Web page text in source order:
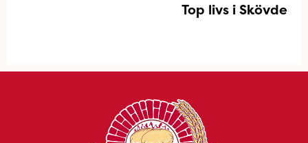
Top livs i Skövde